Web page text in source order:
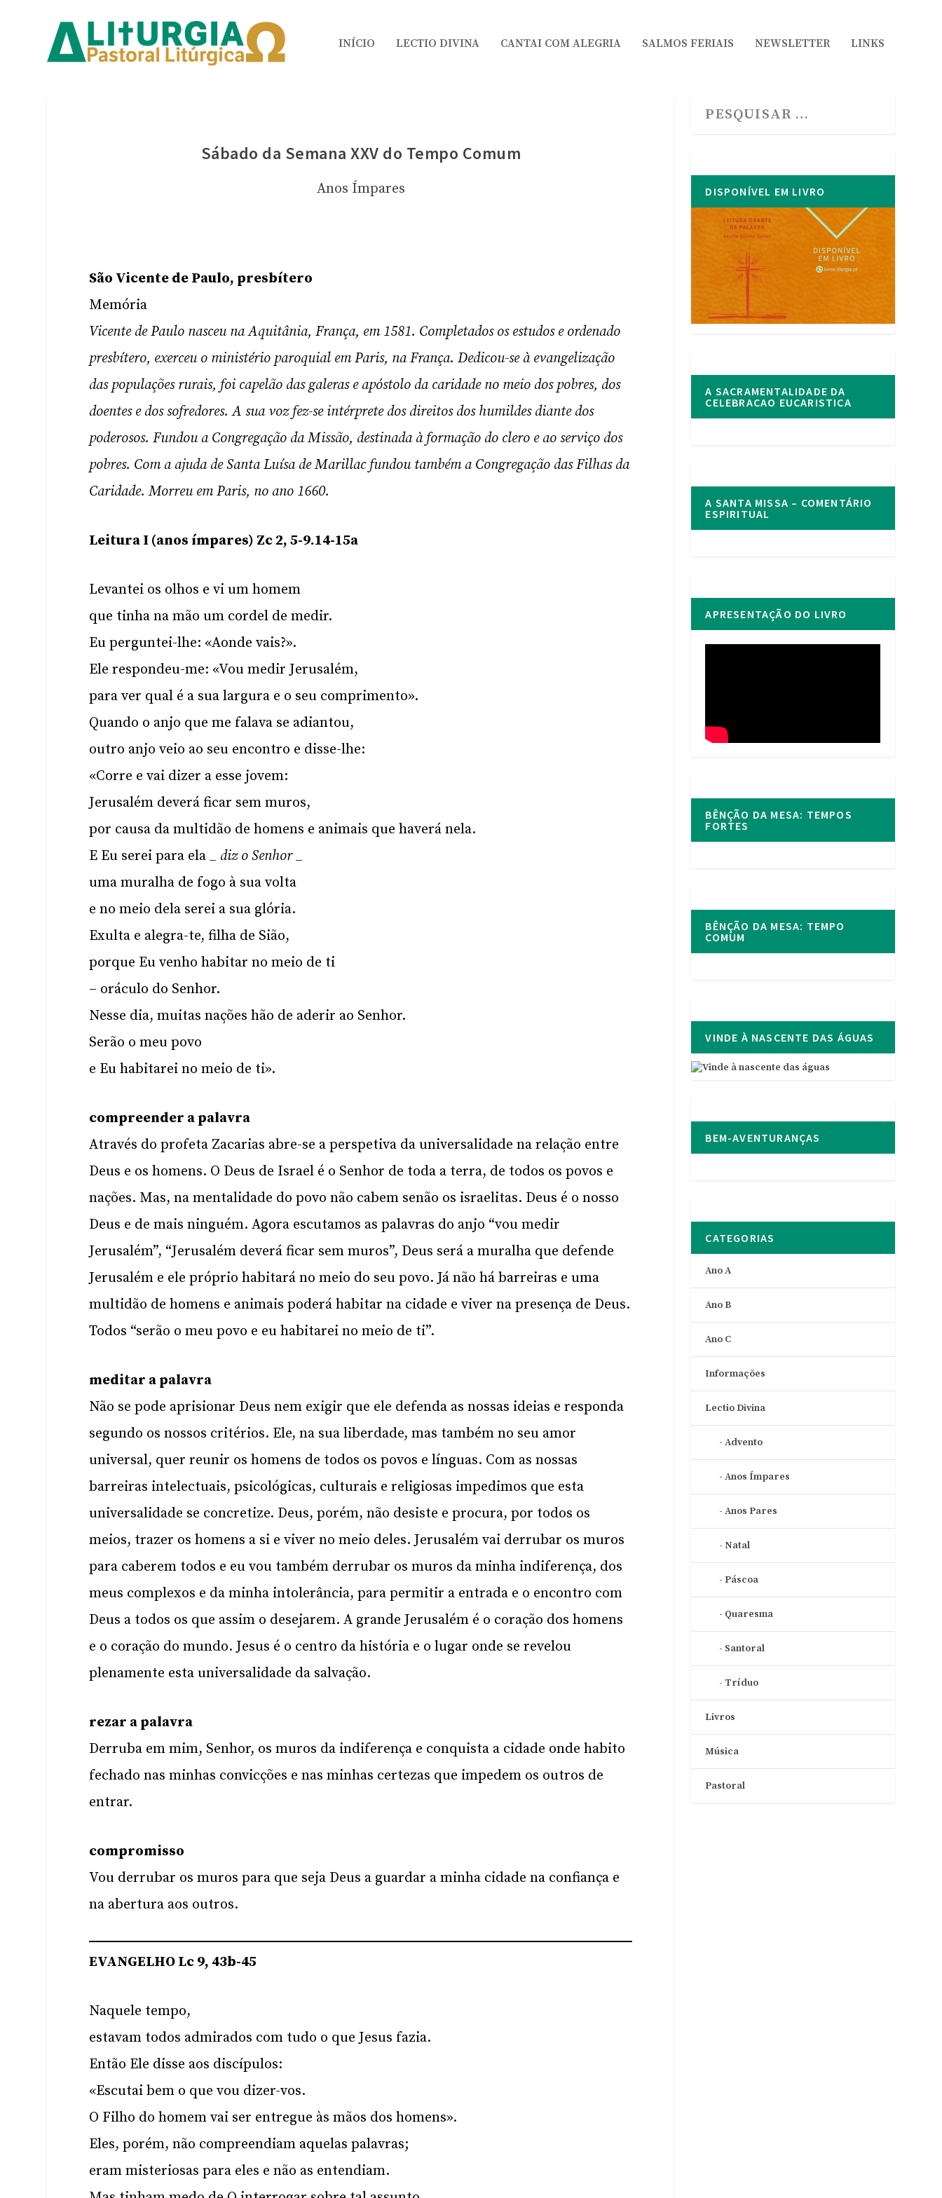
INÍCIO LECTIO DIVINA CANTAI COM ALEGRIA SALMOS FERIAIS NEWSLETTER LINKS
Sábado da Semana XXV do Tempo Comum
Anos Ímpares
São Vicente de Paulo, presbítero
Memória
Vicente de Paulo nasceu na Aquitânia, França, em 1581. Completados os estudos e ordenado
presbítero, exerceu o ministério paroquial em Paris, na França. Dedicou-se à evangelização
das populações rurais, foi capelão das galeras e apóstolo da caridade no meio dos pobres, dos
doentes e dos sofredores. A sua voz fez-se intérprete dos direitos dos humildes diante dos
poderosos. Fundou a Congregação da Missão, destinada à formação do clero e ao serviço dos
pobres. Com a ajuda de Santa Luísa de Marillac fundou também a Congregação das Filhas da
Caridade. Morreu em Paris, no ano 1660.
Leitura I (anos ímpares) Zc 2, 5-9.14-15a
Levantei os olhos e vi um homem
que tinha na mão um cordel de medir.
Eu perguntei-lhe: «Aonde vais?».
Ele respondeu-me: «Vou medir Jerusalém,
para ver qual é a sua largura e o seu comprimento».
Quando o anjo que me falava se adiantou,
outro anjo veio ao seu encontro e disse-lhe:
«Corre e vai dizer a esse jovem:
Jerusalém deverá ficar sem muros,
por causa da multidão de homens e animais que haverá nela.
E Eu serei para ela_ diz o Senhor _
uma muralha de fogo à sua volta
e no meio dela serei a sua glória.
Exulta e alegra-te, filha de Sião,
porque Eu venho habitar no meio de ti
– oráculo do Senhor.
Nesse dia, muitas nações hão de aderir ao Senhor.
Serão o meu povo
e Eu habitarei no meio de ti».
compreender a palavra
Através do profeta Zacarias abre-se a perspetiva da universalidade na relação entre
Deus e os homens. O Deus de Israel é o Senhor de toda a terra, de todos os povos e
nações. Mas, na mentalidade do povo não cabem senão os israelitas. Deus é o nosso
Deus e de mais ninguém. Agora escutamos as palavras do anjo “vou medir
Jerusalém”, “Jerusalém deverá ficar sem muros”, Deus será a muralha que defende
Jerusalém e ele próprio habitará no meio do seu povo. Já não há barreiras e uma
multidão de homens e animais poderá habitar na cidade e viver na presença de Deus.
Todos “serão o meu povo e eu habitarei no meio de ti”.
meditar a palavra
Não se pode aprisionar Deus nem exigir que ele defenda as nossas ideias e responda
segundo os nossos critérios. Ele, na sua liberdade, mas também no seu amor
universal, quer reunir os homens de todos os povos e línguas. Com as nossas
barreiras intelectuais, psicológicas, culturais e religiosas impedimos que esta
universalidade se concretize. Deus, porém, não desiste e procura, por todos os
meios, trazer os homens a si e viver no meio deles. Jerusalém vai derrubar os muros
para caberem todos e eu vou também derrubar os muros da minha indiferença, dos
meus complexos e da minha intolerância, para permitir a entrada e o encontro com
Deus a todos os que assim o desejarem. A grande Jerusalém é o coração dos homens
e o coração do mundo. Jesus é o centro da história e o lugar onde se revelou
plenamente esta universalidade da salvação.
rezar a palavra
Derruba em mim, Senhor, os muros da indiferença e conquista a cidade onde habito
fechado nas minhas convicções e nas minhas certezas que impedem os outros de
entrar.
compromisso
Vou derrubar os muros para que seja Deus a guardar a minha cidade na confiança e
na abertura aos outros.
EVANGELHO Lc 9, 43b-45
Naquele tempo,
estavam todos admirados com tudo o que Jesus fazia.
Então Ele disse aos discípulos:
«Escutai bem o que vou dizer-vos.
O Filho do homem vai ser entregue às mãos dos homens».
Eles, porém, não compreendiam aquelas palavras;
eram misteriosas para eles e não as entendiam.
DISPONÍVEL EM LIVRO
A SACRAMENTALIDADE DA
CELEBRACAO EUCARISTICA
A SANTA MISSA – COMENTÁRIO
ESPIRITUAL
APRESENTAÇÃO DO LIVRO
BÊNÇÃO DA MESA: TEMPOS
FORTES
BÊNÇÃO DA MESA: TEMPO
COMUM
VINDE À NASCENTE DAS ÁGUAS
BEM-AVENTURANÇAS
CATEGORIAS
Ano A
Ano B
Ano C
Informações
Lectio Divina
Advento
Anos Ímpares
Anos Pares
Natal
Páscoa
Quaresma
Santoral
Tríduo
Livros
Música
Pastoral